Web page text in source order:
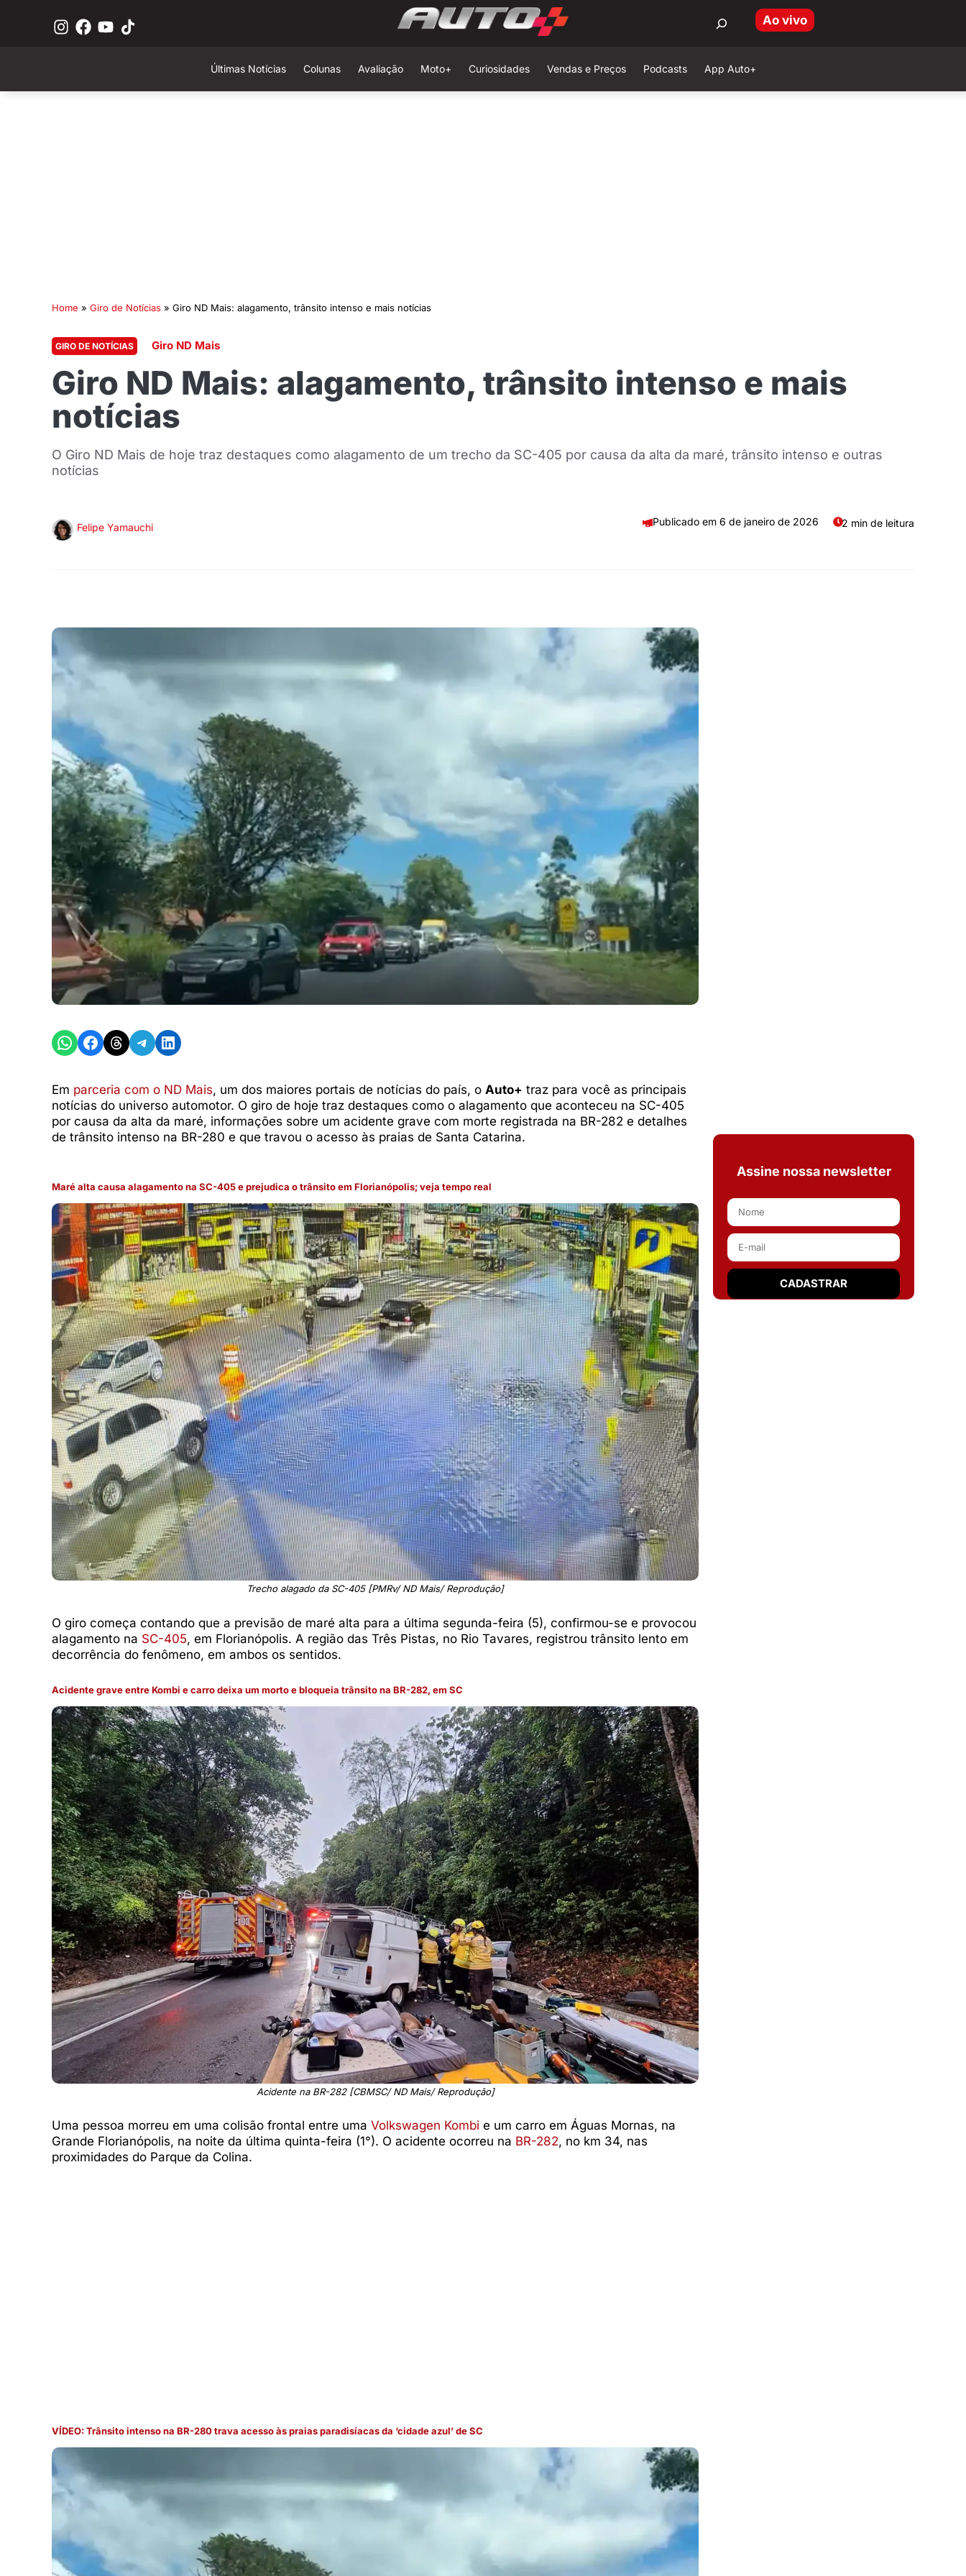
Ao vivo
Últimas Notícias Colunas Avaliação Moto+ Curiosidades Vendas e Preços Podcasts App Auto+
Home » Giro de Notícias » Giro ND Mais: alagamento, trânsito intenso e mais notícias
GIRO DE NOTÍCIAS Giro ND Mais
Giro ND Mais: alagamento, trânsito intenso e mais
notícias
O Giro ND Mais de hoje traz destaques como alagamento de um trecho da SC-405 por causa da alta da maré, trânsito intenso e outras
notícias
Felipe Yamauchi 6 de janeiro de 2026 2 min de leitura
Share on WhatsApp
Share on Facebook
Share on Threads
Share on Telegram
Share on LinkedIn
Em parceria com o ND Mais, um dos maiores portais de notícias do país, o Auto+ traz para você as principais
notícias do universo automotor. O giro de hoje traz destaques como o alagamento que aconteceu na SC-405
por causa da alta da maré, informações sobre um acidente grave com morte registrada na BR-282 e detalhes
de trânsito intenso na BR-280 e que travou o acesso às praias de Santa Catarina.
Maré alta causa alagamento na SC-405 e prejudica o trânsito em Florianópolis; veja tempo real
Trecho alagado da SC-405 [PMRv/ ND Mais/ Reprodução]
O giro começa contando que a previsão de maré alta para a última segunda-feira (5), confirmou-se e provocou
alagamento na SC-405, em Florianópolis. A região das Três Pistas, no Rio Tavares, registrou trânsito lento em
decorrência do fenômeno, em ambos os sentidos.
Acidente grave entre Kombi e carro deixa um morto e bloqueia trânsito na BR-282, em SC
Acidente na BR-282 [CBMSC/ ND Mais/ Reprodução]
Uma pessoa morreu em uma colisão frontal entre uma Volkswagen Kombi e um carro em Águas Mornas, na
Grande Florianópolis, na noite da última quinta-feira (1°). O acidente ocorreu na BR-282, no km 34, nas
proximidades do Parque da Colina.
VÍDEO: Trânsito intenso na BR-280 trava acesso às praias paradisíacas da ‘cidade azul’ de SC
Assine nossa newsletter